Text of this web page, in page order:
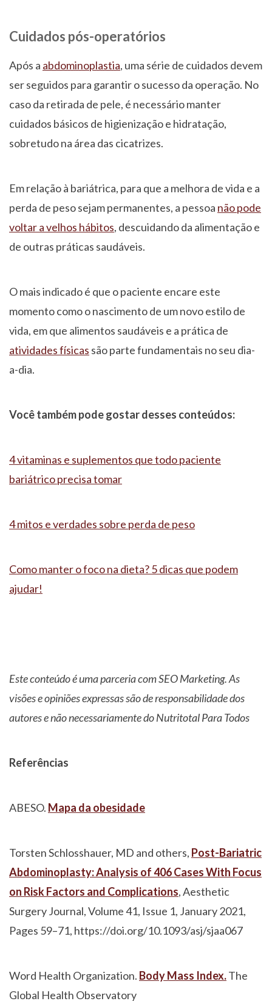
Cuidados pós-operatórios
Após a abdominoplastia, uma série de cuidados devem
ser seguidos para garantir o sucesso da operação. No
caso da retirada de pele, é necessário manter
cuidados básicos de higienização e hidratação,
sobretudo na área das cicatrizes.
Em relação à bariátrica, para que a melhora de vida e a
perda de peso sejam permanentes, a pessoa não pode
voltar a velhos hábitos, descuidando da alimentação e
de outras práticas saudáveis.
O mais indicado é que o paciente encare este
momento como o nascimento de um novo estilo de
vida, em que alimentos saudáveis e a prática de
atividades físicas são parte fundamentais no seu dia-
a-dia.
Você também pode gostar desses conteúdos:
4 vitaminas e suplementos que todo paciente
bariátrico precisa tomar
4 mitos e verdades sobre perda de peso
Como manter o foco na dieta? 5 dicas que podem
ajudar!
Este conteúdo é uma parceria com SEO Marketing. As
visões e opiniões expressas são de responsabilidade dos
autores e não necessariamente do Nutritotal Para Todos
Referências
ABESO. Mapa da obesidade
Torsten Schlosshauer, MD and others, Post-Bariatric
Abdominoplasty: Analysis of 406 Cases With Focus
on Risk Factors and Complications, Aesthetic
Surgery Journal, Volume 41, Issue 1, January 2021,
Pages 59–71, https://doi.org/10.1093/asj/sjaa067
Word Health Organization. Body Mass Index.The
Global Health Observatory